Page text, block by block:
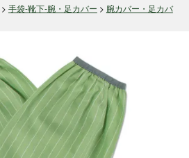
手袋-靴下-腕・足カバー
腕カバー・足カバ